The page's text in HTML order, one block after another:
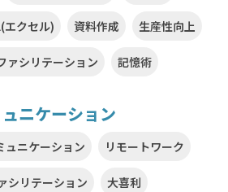
エクセル) 資料作成 生産性向上
ァシリテーション 記憶術
ニケーション
ュニケーション リモートワーク
シリテーション 大喜利